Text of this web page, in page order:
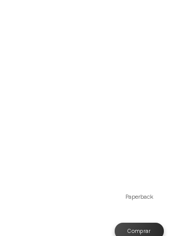
Paperback
Comprar